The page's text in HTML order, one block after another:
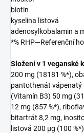
biotin
kyselina listová
adenosylkobalamin a
*% RHP—Referenční
Složení v 1 veganské
200 mg (18181 %*),
pantothenát vápenatý
(Vitamín B3) 50 mg
12 mg (857 %*),
bitartrát 8,2 mg,
listová 200 µg (100